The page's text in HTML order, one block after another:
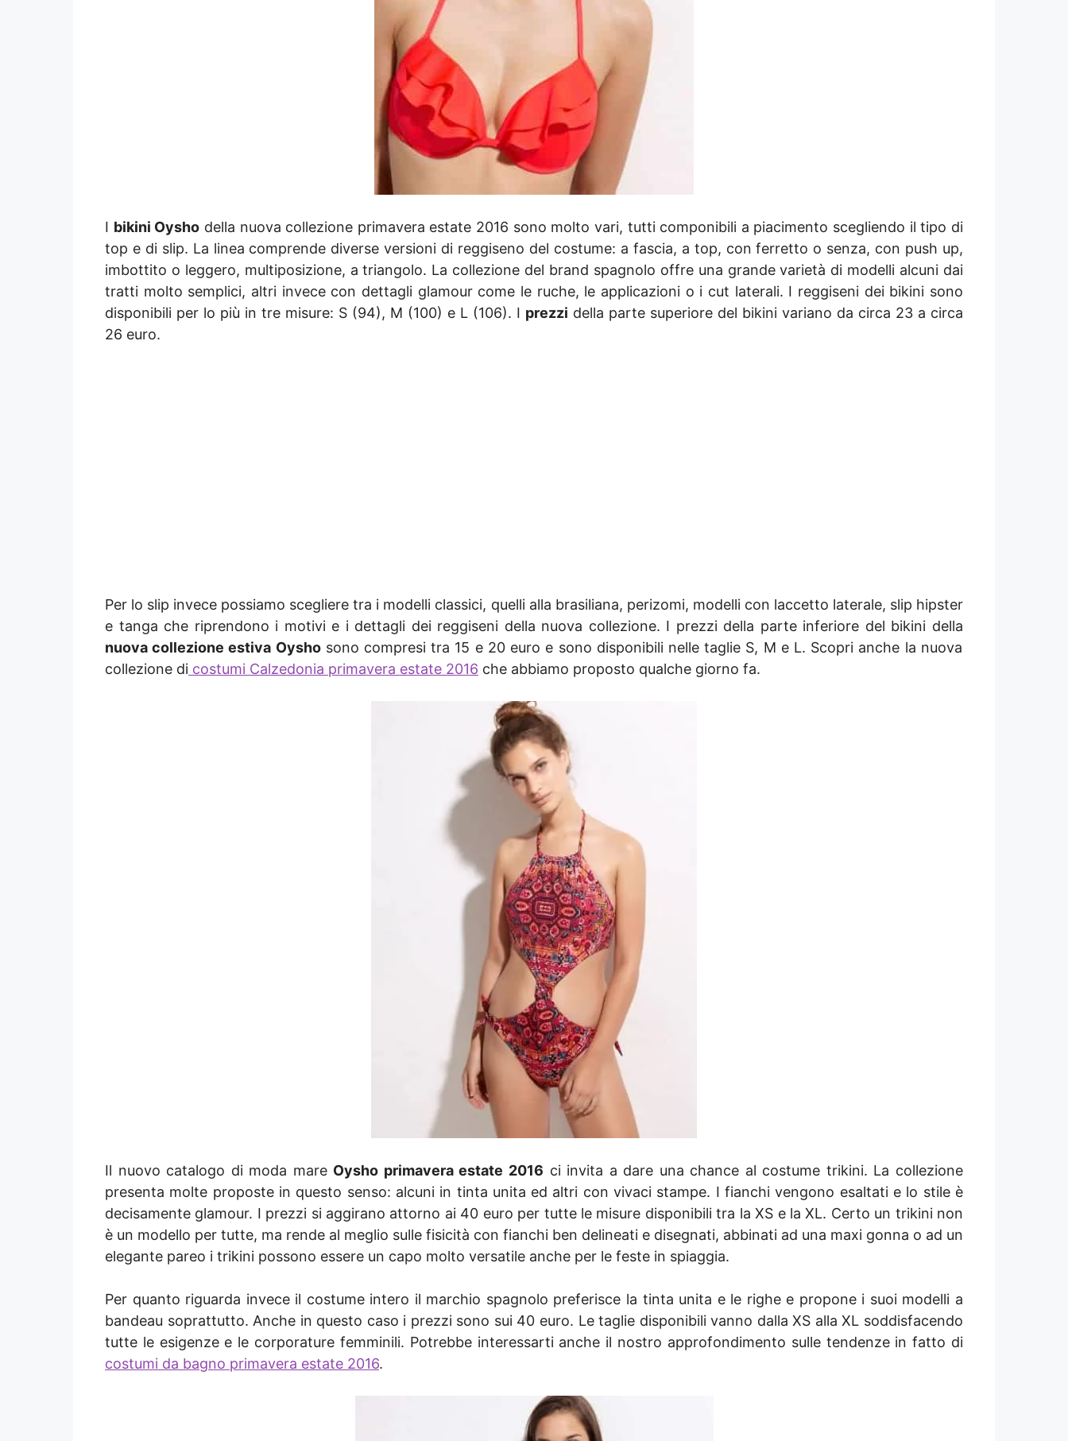
I bikini Oysho della nuova collezione primavera estate 2016 sono molto vari, tutti componibili a piacimento scegliendo il tipo di
top e di slip. La linea comprende diverse versioni di reggiseno del costume: a fascia, a top, con ferretto o senza, con push up,
imbottito o leggero, multiposizione, a triangolo. La collezione del brand spagnolo offre una grande varietà di modelli alcuni dai
tratti molto semplici, altri invece con dettagli glamour come le ruche, le applicazioni o i cut laterali. I reggiseni dei bikini sono
disponibili per lo più in tre misure: S (94), M (100) e L (106). I prezzi della parte superiore del bikini variano da circa 23 a circa
26 euro.
Per lo slip invece possiamo scegliere tra i modelli classici, quelli alla brasiliana, perizomi, modelli con laccetto laterale, slip hipster
e tanga che riprendono i motivi e i dettagli dei reggiseni della nuova collezione. I prezzi della parte inferiore del bikini della
nuova collezione estiva Oyshosono compresi tra 15 e 20 euro e sono disponibili nelle taglie S, M e L. Scopri anche la nuova
collezione di costumi Calzedonia primavera estate 2016 che abbiamo proposto qualche giorno fa.
Il nuovo catalogo di moda mare Oysho primavera estate 2016 ci invita a dare una chance al costume trikini. La collezione
presenta molte proposte in questo senso: alcuni in tinta unita ed altri con vivaci stampe. I fianchi vengono esaltati e lo stile è
decisamente glamour. I prezzi si aggirano attorno ai 40 euro per tutte le misure disponibili tra la XS e la XL. Certo un trikini non
è un modello per tutte, ma rende al meglio sulle fisicità con fianchi ben delineati e disegnati, abbinati ad una maxi gonna o ad un
elegante pareo i trikini possono essere un capo molto versatile anche per le feste in spiaggia.
Per quanto riguarda invece il costume intero il marchio spagnolo preferisce la tinta unita e le righe e propone i suoi modelli a
bandeau soprattutto. Anche in questo caso i prezzi sono sui 40 euro. Le taglie disponibili vanno dalla XS alla XL soddisfacendo
tutte le esigenze e le corporature femminili. Potrebbe interessarti anche il nostro approfondimento sulle tendenze in fatto di
costumi da bagno primavera estate 2016.